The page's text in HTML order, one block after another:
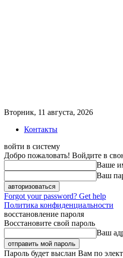
Вторник, 11 августа, 2026
Контакты
войти в систему
Добро пожаловать! Войдите в
Ваше
Ваш
Forgot your password? Get help
Политика конфиденциальности
восстановление пароля
Восстановите свой пароль
Ваш
Пароль будет выслан Вам по